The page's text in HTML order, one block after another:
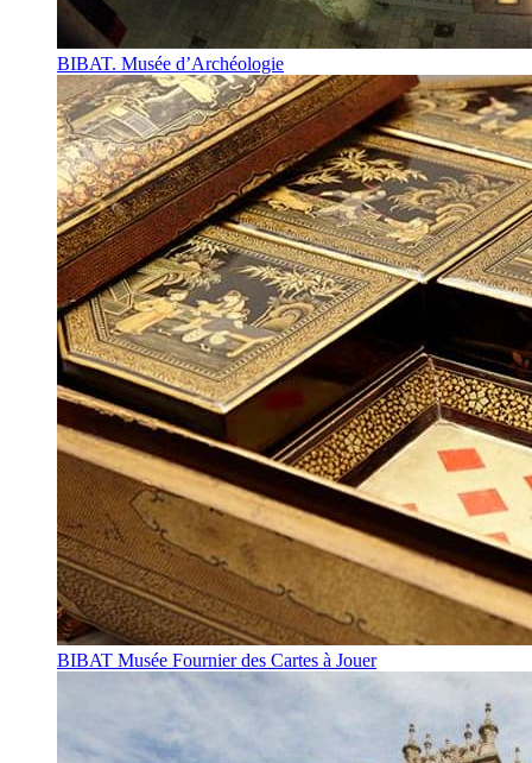
BIBAT. Musée d’Archéologie
BIBAT Musée Fournier des Cartes à Jouer